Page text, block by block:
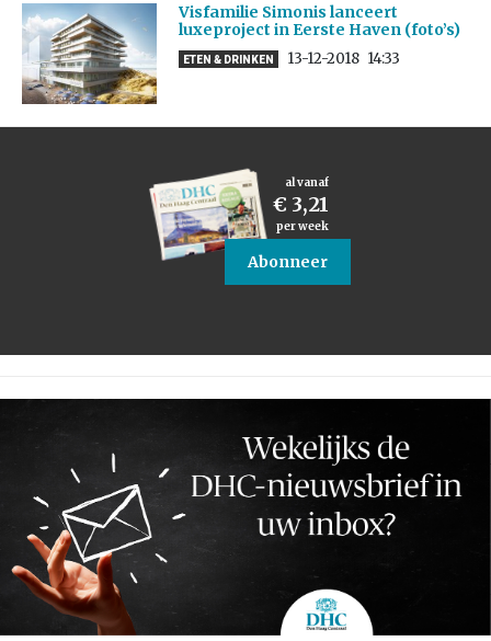
Visfamilie Simonis lanceert
luxeproject in Eerste Haven (foto’s)
ETEN & DRINKEN 13-12-2018 14:33
al vanaf
€ 3,21
per week
Abonneer